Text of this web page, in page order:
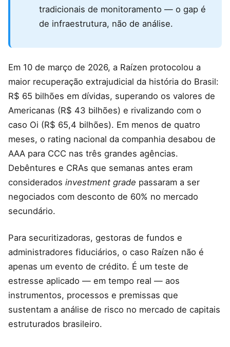
tradicionais de monitoramento — o gap é
de infraestrutura, não de análise.
Em 10 de março de 2026, a Raízen protocolou a
maior recuperação extrajudicial da história do Brasil:
R$ 65 bilhões em dívidas, superando os valores de
Americanas (R$ 43 bilhões) e rivalizando com o
caso Oi (R$ 65,4 bilhões). Em menos de quatro
meses, o rating nacional da companhia desabou de
AAA para CCC nas três grandes agências.
Debêntures e CRAs que semanas antes eram
considerados investment grade passaram a ser
negociados com desconto de 60% no mercado
secundário.
Para securitizadoras, gestoras de fundos e
administradores fiduciários, o caso Raízen não é
apenas um evento de crédito. É um teste de
estresse aplicado — em tempo real — aos
instrumentos, processos e premissas que
sustentam a análise de risco no mercado de capitais
estruturados brasileiro.